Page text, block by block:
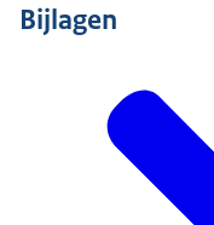
Bijlagen